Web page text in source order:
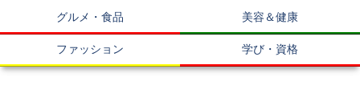
グルメ・食品 美容＆健康
ファッション 学び・資格